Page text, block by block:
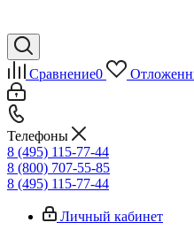
Сравнение0
Телефоны
8 (495) 115-77-44
8 (800) 707-55-85
8 (495) 115-77-44
Личный кабинет